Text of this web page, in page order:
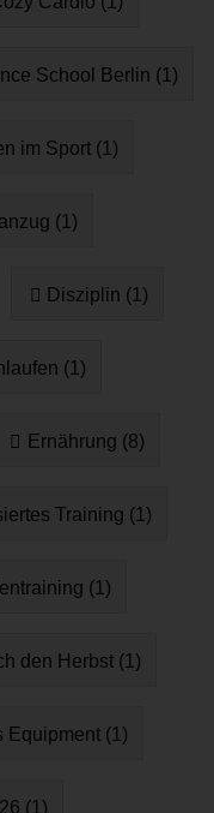
School Berlin (1)
im Sport (1)
(1)
Disziplin (1)
(1)
Ernährung (8)
Training (1)
(1)
den Herbst (1)
Equipment (1)
(1)